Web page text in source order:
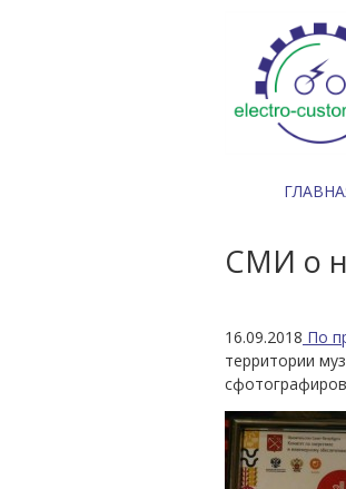
СМИ о
16.09.2018 По
территории